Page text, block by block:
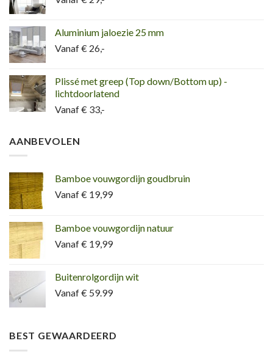
Aluminium jaloezie 25 mm
Vanaf € 26,-
Plissé met greep (Top down/Bottom up) -
lichtdoorlatend
Vanaf € 33,-
AANBEVOLEN
Bamboe vouwgordijn goudbruin
Vanaf € 19,99
Bamboe vouwgordijn natuur
Vanaf € 19,99
Buitenrolgordijn wit
Vanaf € 59.99
BEST GEWAARDEERD